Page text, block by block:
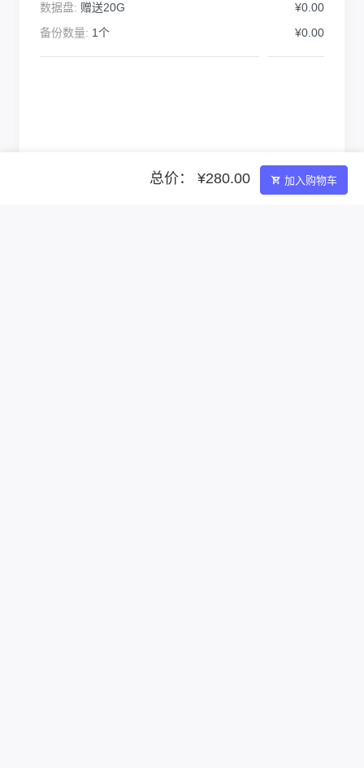
数据盘: 赠送20G
¥0.00
备份数量: 1个 ¥0.00
总价： ¥280.00 加入购物车